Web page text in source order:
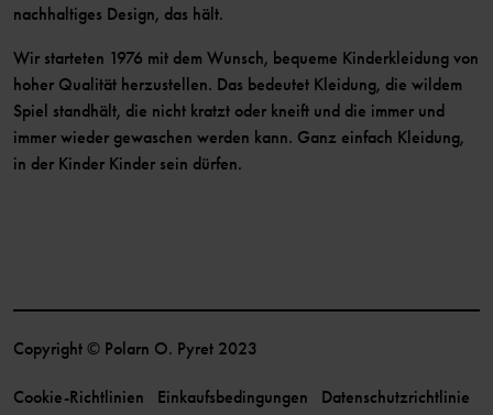
nachhaltiges Design, das hält.
Wir starteten 1976 mit dem Wunsch, bequeme Kinderkleidung von
hoher Qualität herzustellen. Das bedeutet Kleidung, die wildem
Spiel standhält, die nicht kratzt oder kneift und die immer und
immer wieder gewaschen werden kann. Ganz einfach Kleidung,
in der Kinder Kinder sein dürfen.
Copyright © Polarn O. Pyret 2023
Cookie-Richtlinien Einkaufsbedingungen Datenschutzrichtlinie